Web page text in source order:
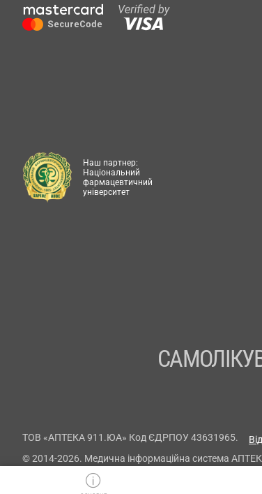
Наш партнер:
Національний
фармацевтичний
університет
ТОВ «АПТЕКА 911.ЮА» Код ЄДРПОУ 43631965.
© 2014-2026. Медична інформаційна система